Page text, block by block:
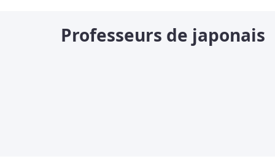
Professeurs de japonais